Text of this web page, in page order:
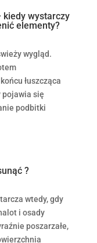
kiedy wystarczy
elementy?
wygląd.
łuszcząca
pojawia się
podbitki
?
wtedy, gdy
i osady
poszarzałe,